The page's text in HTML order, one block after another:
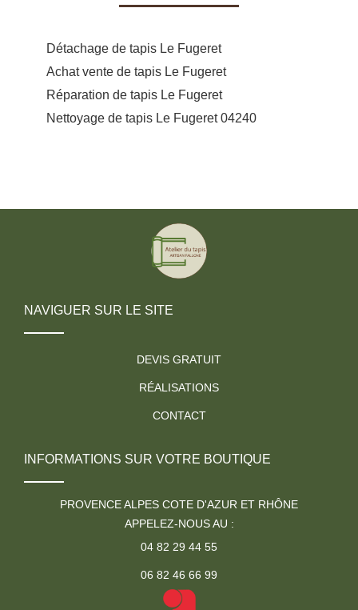
Détachage de tapis Le Fugeret
Achat vente de tapis Le Fugeret
Réparation de tapis Le Fugeret
Nettoyage de tapis Le Fugeret 04240
NAVIGUER SUR LE SITE
DEVIS GRATUIT
RÉALISATIONS
CONTACT
INFORMATIONS SUR VOTRE BOUTIQUE
PROVENCE ALPES COTE D'AZUR ET RHÔNE
APPELEZ-NOUS AU :
04 82 29 44 55
06 82 46 66 99